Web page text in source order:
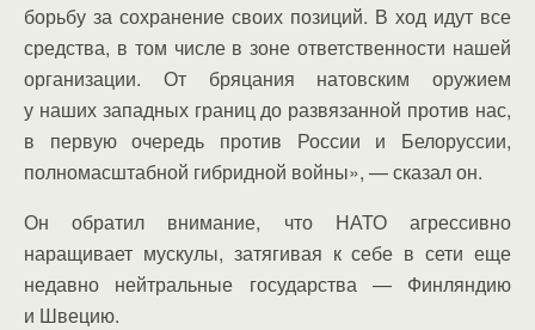
борьбу за сохранение своих позиций. В ход идут все
средства, в том числе в зоне ответственности нашей
организации. От бряцания натовским оружием
у наших западных границ до развязанной против нас,
в первую очередь против России и Белоруссии,
полномасштабной гибридной войны», — сказал он.
Он обратил внимание, что НАТО агрессивно
наращивает мускулы, затягивая к себе в сети еще
недавно нейтральные государства — Финляндию
и Швецию.